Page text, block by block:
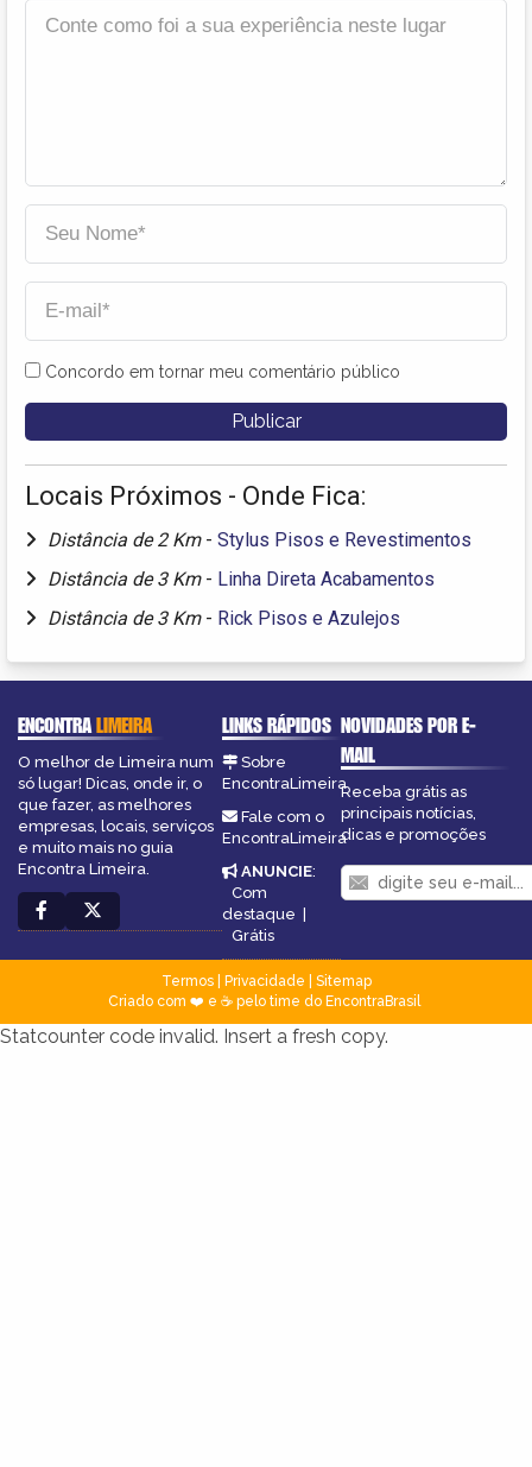
Concordo em tornar meu comentário público
Locais Próximos - Onde Fica:
Distância de 2 Km - Stylus Pisos e Revestimentos
Distância de 3 Km - Linha Direta Acabamentos
Distância de 3 Km - Rick Pisos e Azulejos
ENCONTRALIMEIRA
O melhor de Limeira num
só lugar! Dicas, onde ir, o
que fazer, as melhores
empresas, locais, serviços
e muito mais no guia
Encontra Limeira.
LINKS RÁPIDOS
Sobre
EncontraLimeira
Fale com o
EncontraLimeira
ANUNCIE:
Com
destaque |
Grátis
NOVIDADES POR E-
MAIL
Receba grátis as
principais notícias,
dicas e promoções
Termos| Privacidade
Sitemap
Criado com ❤️ e ☕ pelo time do EncontraBrasil
Statcounter code invalid. Insert a fresh copy.